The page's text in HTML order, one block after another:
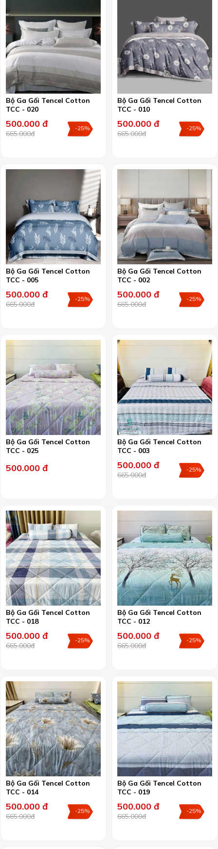
Bộ Ga Gối Tencel Cotton
TCC - 020
500.000 đ
665.000đ
-25%
Bộ Ga Gối Tencel Cotton
TCC - 010
500.000 đ
665.000đ
-25%
Bộ Ga Gối Tencel Cotton
TCC - 005
500.000 đ
665.000đ
-25%
Bộ Ga Gối Tencel Cotton
TCC - 002
500.000 đ
665.000đ
-25%
Bộ Ga Gối Tencel Cotton
TCC - 025
500.000 đ
Bộ Ga Gối Tencel Cotton
TCC - 003
500.000 đ
665.000đ
-25%
Bộ Ga Gối Tencel Cotton
TCC - 018
500.000 đ
665.000đ
-25%
Bộ Ga Gối Tencel Cotton
TCC - 012
500.000 đ
665.000đ
-25%
Bộ Ga Gối Tencel Cotton
TCC - 014
500.000 đ
665.000đ
-25%
Bộ Ga Gối Tencel Cotton
TCC - 019
500.000 đ
665.000đ
-25%